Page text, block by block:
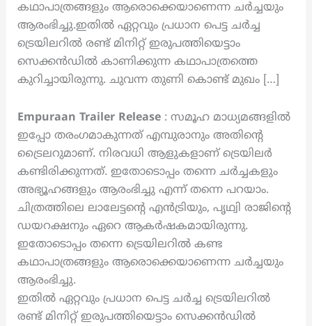
കഥാപാത്രങ്ങളും ആരൊക്കെയാണെന്ന ചർച്ചയും
ആരംഭിച്ചു.ഇതിൽ ഏറ്റവും പ്രധാന പെട്ട ചർച്ച
ട്രെയിലറിൽ രണ്ട് മിനിറ്റ് ഇരുപത്തിയെട്ടാം
സെക്കൻഡിൽ കാണിക്കുന്ന കഥാപാത്രത്തെ
കുറിച്ചായിരുന്നു. ചുവന്ന തുണി കൊണ്ട് മുഖം […]
Empuraan Trailer Release: സമൂഹ മാധ്യമങ്ങളിൽ
ഇപ്പോ തരംഗമാകുന്നത് എമ്പുരാനും അതിന്റെ
ട്രൈലറുമാണ്. നിരവധി ആളുകളാണ് ട്രെയിലർ
കണ്ടിരിക്കുന്നത്. ഇതോടൊപ്പം തന്നെ ചർച്ചകളും
അഭ്യൂഹങ്ങളും ആരംഭിച്ചു എന്ന് തന്നെ പറയാം.
ചിത്രത്തിലെ ലാലേട്ടന്റെ എൻട്രിയും, പൃഥ്വി രാജിന്റെ
ഡയറക്ഷനും ഏറെ ആകർഷകമായിരുന്നു.
ഇതോടൊപ്പം തന്നെ ട്രെയിലറിൽ കണ്ട
കഥാപാത്രങ്ങളും ആരൊക്കെയാണെന്ന ചർച്ചയും
ആരംഭിച്ചു.
ഇതിൽ ഏറ്റവും പ്രധാന പെട്ട ചർച്ച ട്രെയിലറിൽ
രണ്ട് മിനിറ്റ് ഇരുപത്തിയെട്ടാം സെക്കൻഡിൽ